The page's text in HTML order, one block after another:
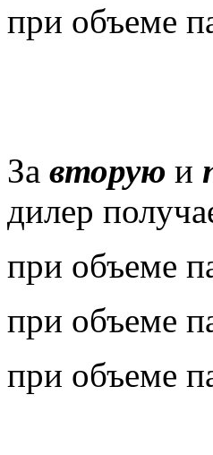
при объеме
За вторую и
дилер
при объеме
при объеме
при объеме